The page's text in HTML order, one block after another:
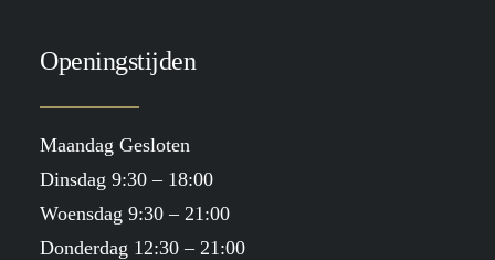
Openingstijden
Maandag Gesloten
Dinsdag 9:30 – 18:00
Woensdag 9:30 – 21:00
Donderdag 12:30 – 21:00